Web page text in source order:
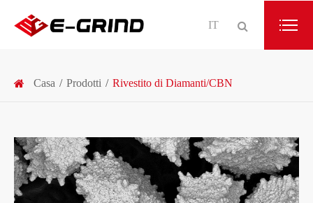
IT
Casa Prodotti Rivestito di Diamanti/CBN